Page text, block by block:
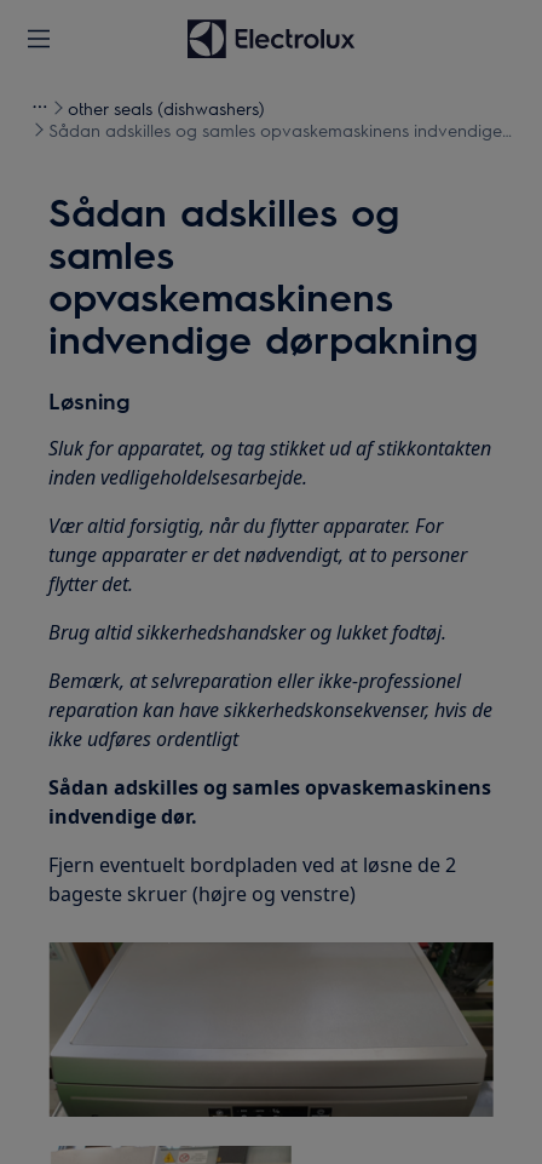
other seals (dishwashers)
Sådan adskilles og samles opvaskemaskinens indvendige
Sådan adskilles og
samles
opvaskemaskinens
indvendige dørpakning
Løsning
Sluk for apparatet, og tag stikket ud af stikkontakten
inden vedligeholdelsesarbejde.
Vær altid forsigtig, når du flytter apparater. For
tunge apparater er det nødvendigt, at to personer
flytter det.
Brug altid sikkerhedshandsker og lukket fodtøj.
Bemærk, at selvreparation eller ikke-professionel
reparation kan have sikkerhedskonsekvenser, hvis de
ikke udføres ordentligt
Sådan adskilles og samles opvaskemaskinens
indvendige dør.
Fjern eventuelt bordpladen ved at løsne de 2
bageste skruer (højre og venstre)